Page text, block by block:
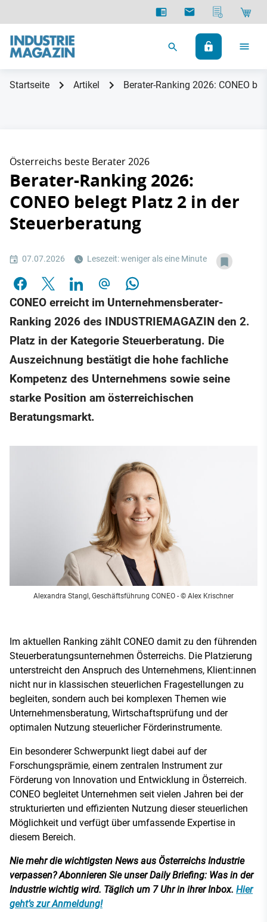
Startseite Artikel Berater-Ranking 2026: CONEO
Österreichs beste Berater 2026
Berater-Ranking 2026:
CONEO belegt Platz 2 in der
Steuerberatung
07.07.2026 Lesezeit: weniger als eine Minute
CONEO erreicht im Unternehmensberater-
Ranking 2026 des INDUSTRIEMAGAZIN den 2.
Platz in der Kategorie Steuerberatung. Die
Auszeichnung bestätigt die hohe fachliche
Kompetenz des Unternehmens sowie seine
starke Position am österreichischen
Beratungsmarkt.
Alexandra Stangl, Geschäftsführung CONEO - © Alex Krischner
Im aktuellen Ranking zählt CONEO damit zu den führenden
Steuerberatungsunternehmen Österreichs. Die Platzierung
unterstreicht den Anspruch des Unternehmens, Klient:innen
nicht nur in klassischen steuerlichen Fragestellungen zu
begleiten, sondern auch bei komplexen Themen wie
Unternehmensberatung, Wirtschaftsprüfung und der
optimalen Nutzung steuerlicher Förderinstrumente.
Ein besonderer Schwerpunkt liegt dabei auf der
Forschungsprämie, einem zentralen Instrument zur
Förderung von Innovation und Entwicklung in Österreich.
CONEO begleitet Unternehmen seit vielen Jahren bei der
strukturierten und effizienten Nutzung dieser steuerlichen
Möglichkeit und verfügt über umfassende Expertise in
diesem Bereich.
Nie mehr die wichtigsten News aus Österreichs Industrie
verpassen? Abonnieren Sie unser Daily Briefing: Was in der
Industrie wichtig wird. Täglich um 7 Uhr in ihrer Inbox. Hier
geht’s zur Anmeldung!